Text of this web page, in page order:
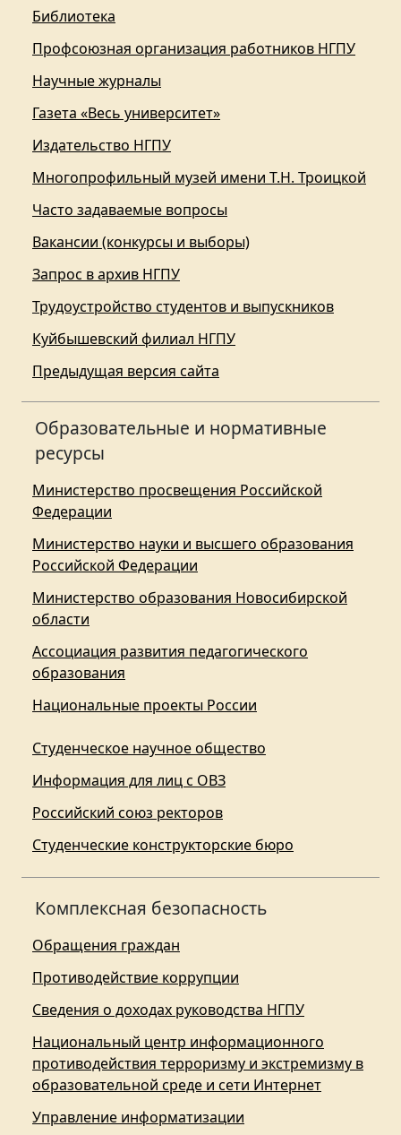
Библиотека
Профсоюзная организация работников НГПУ
Научные журналы
Газета «Весь университет»
Издательство НГПУ
Многопрофильный музей имени Т.Н. Троицкой
Часто задаваемые вопросы
Вакансии (конкурсы и выборы)
Запрос в архив НГПУ
Трудоустройство студентов и выпускников
Куйбышевский филиал НГПУ
Предыдущая версия сайта
Образовательные и нормативные
ресурсы
Министерство просвещения Российской
Федерации
Министерство науки и высшего образования
Российской Федерации
Министерство образования Новосибирской
области
Ассоциация развития педагогического
образования
Национальные проекты России
Студенческое научное общество
Информация для лиц с ОВЗ
Российский союз ректоров
Студенческие конструкторские бюро
Комплексная безопасность
Обращения граждан
Противодействие коррупции
Сведения о доходах руководства НГПУ
Национальный центр информационного
противодействия терроризму и экстремизму в
образовательной среде и сети Интернет
Управление информатизации